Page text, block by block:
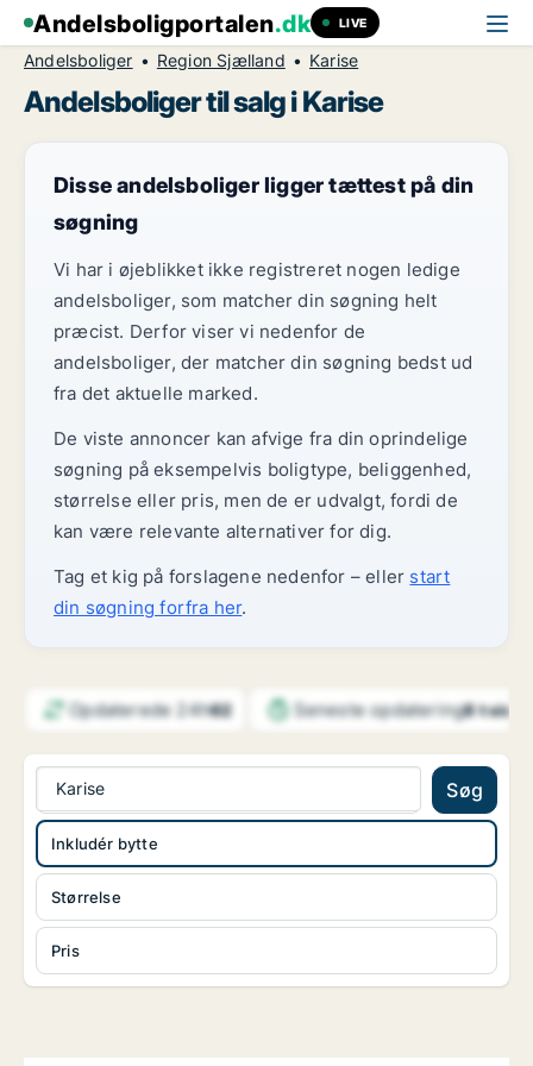
Andelsboligportalen.dk LIVE
Andelsboliger Region Sjælland Karise
Andelsboliger til salg i Karise
Disse andelsboliger ligger tættest på din
søgning
Vi har i øjeblikket ikke registreret nogen ledige
andelsboliger, som matcher din søgning helt
præcist. Derfor viser vi nedenfor de
andelsboliger, der matcher din søgning bedst ud
fra det aktuelle marked.
De viste annoncer kan afvige fra din oprindelige
søgning på eksempelvis boligtype, beliggenhed,
størrelse eller pris, men de er udvalgt, fordi de
kan være relevante alternativer for dig.
Tag et kig på forslagene nedenfor – eller start
din søgning forfra her.
Opdaterede 24h62 Seneste opdatering8 t
Karise Søg
Størrelse
Pris
Inkludér bytte